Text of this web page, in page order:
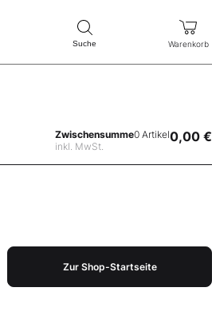
Suche Warenkorb
Zwischensumme
inkl. MwSt.
0 Artikel0,00 €
Zur Shop-Startseite